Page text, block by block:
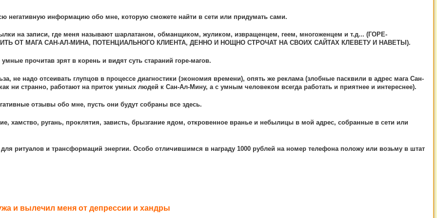
негативную информацию обо мне, которую сможете найти в сети или придумать сами.
на записи, где меня называют шарлатаном, обманщиком, жуликом, извращенцем, геем, многоженцем и т.д... (ГОРЕ-
ОТ МАГА САН-АЛ-МИНА, ПОТЕНЦИАЛЬНОГО КЛИЕНТА, ДЕННО И НОЩНО СТРОЧАТ НА СВОИХ САЙТАХ КЛЕВЕТУ И НАВЕТЫ).
прочитав зрят в корень и видят суть стараний горе-магов.
не надо отсеивать глупцов в процессе диагностики (экономия времени), опять же реклама (злобные пасквили в адрес мага Сан-
ни странно, работают на приток умных людей к Сан-Ал-Мину, а с умным человеком всегда работать и приятнее и интереснее).
отзывы обо мне, пусть они будут собраны все здесь.
хамство, ругань, проклятия, зависть, брызгание ядом, откровенное вранье и небылицы в мой адрес, собранные в сети или
ритуалов и трансформаций энергии. Особо отличившимся в награду 1000 рублей на номер телефона положу или возьму в штат
и вылечил меня от депрессии и хандры